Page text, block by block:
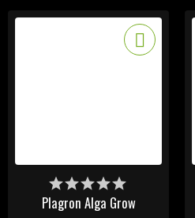
DERNIERS ARTICLES EN
STOCK
Plagron Alga Grow